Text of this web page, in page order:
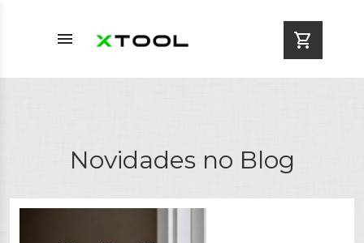
menu shopping_cart
Novidades no Blog